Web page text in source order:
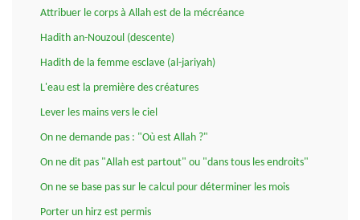
Attribuer le corps à Allah est de la mécréance
Hadith an-Nouzoul (descente)
Hadith de la femme esclave (al-jariyah)
L'eau est la première des créatures
Lever les mains vers le ciel
On ne demande pas : "Où est Allah ?"
On ne dit pas "Allah est partout" ou "dans tous les endroits"
On ne se base pas sur le calcul pour déterminer les mois
Porter un hirz est permis